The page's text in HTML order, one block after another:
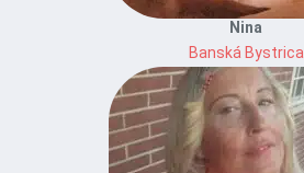
Nina
Banská Bystrica